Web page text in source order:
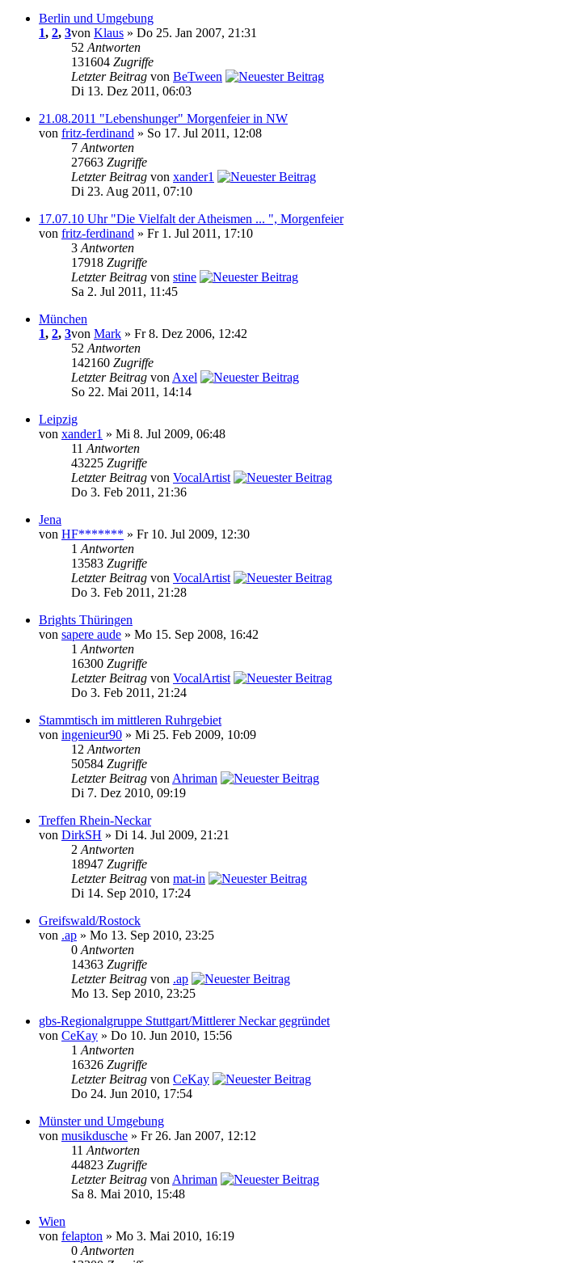
Berlin und Umgebung
1, 2, 3von Klaus » Do 25. Jan 2007, 21:31
52 Antworten
131604 Zugriffe
Letzter Beitrag von BeTween
Di 13. Dez 2011, 06:03
21.08.2011 "Lebenshunger" Morgenfeier in NW
von fritz-ferdinand » So 17. Jul 2011, 12:08
7 Antworten
27663 Zugriffe
Letzter Beitrag von xander1
Di 23. Aug 2011, 07:10
17.07.10 Uhr "Die Vielfalt der Atheismen ... ", Morgenfeier
von fritz-ferdinand » Fr 1. Jul 2011, 17:10
3 Antworten
17918 Zugriffe
Letzter Beitrag von stine
Sa 2. Jul 2011, 11:45
München
1, 2, 3von Mark » Fr 8. Dez 2006, 12:42
52 Antworten
142160 Zugriffe
Letzter Beitrag von Axel
So 22. Mai 2011, 14:14
Leipzig
von xander1 » Mi 8. Jul 2009, 06:48
11 Antworten
43225 Zugriffe
Letzter Beitrag von VocalArtist
Do 3. Feb 2011, 21:36
Jena
von HF******* » Fr 10. Jul 2009, 12:30
1 Antworten
13583 Zugriffe
Letzter Beitrag von VocalArtist
Do 3. Feb 2011, 21:28
Brights Thüringen
von sapere aude » Mo 15. Sep 2008, 16:42
1 Antworten
16300 Zugriffe
Letzter Beitrag von VocalArtist
Do 3. Feb 2011, 21:24
Stammtisch im mittleren Ruhrgebiet
von ingenieur90 » Mi 25. Feb 2009, 10:09
12 Antworten
50584 Zugriffe
Letzter Beitrag von Ahriman
Di 7. Dez 2010, 09:19
Treffen Rhein-Neckar
von DirkSH » Di 14. Jul 2009, 21:21
2 Antworten
18947 Zugriffe
Letzter Beitrag von mat-in
Di 14. Sep 2010, 17:24
Greifswald/Rostock
von .ap » Mo 13. Sep 2010, 23:25
0 Antworten
14363 Zugriffe
Letzter Beitrag von .ap
Mo 13. Sep 2010, 23:25
gbs-Regionalgruppe Stuttgart/Mittlerer Neckar gegründet
von CeKay » Do 10. Jun 2010, 15:56
1 Antworten
16326 Zugriffe
Letzter Beitrag von CeKay
Do 24. Jun 2010, 17:54
Münster und Umgebung
von musikdusche » Fr 26. Jan 2007, 12:12
11 Antworten
44823 Zugriffe
Letzter Beitrag von Ahriman
Sa 8. Mai 2010, 15:48
Wien
von felapton » Mo 3. Mai 2010, 16:19
0 Antworten